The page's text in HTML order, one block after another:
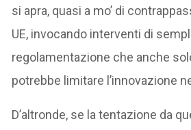
si apra, quasi a mo’ di
UE, invocando interventi di
regolamentazione che anche
potrebbe limitare l’innovazione
D’altronde, se la tentazione da